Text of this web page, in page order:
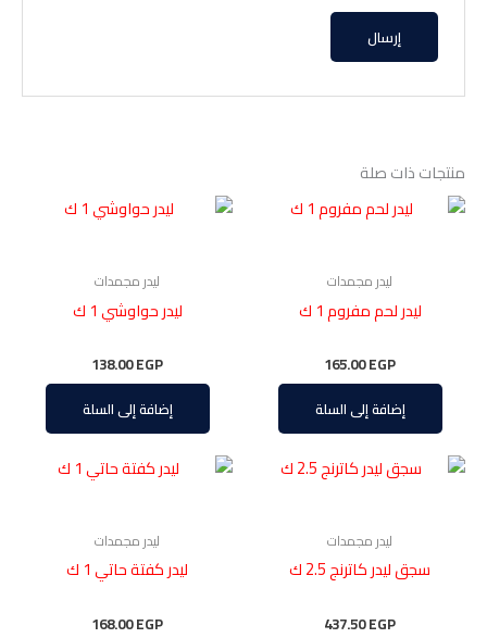
منتجات ذات صلة
ليدر مجمدات
ليدر لحم مفروم 1 ك
165.00EGP
إضافة إلى السلة
ليدر مجمدات
ليدر حواوشي 1 ك
138.00EGP
إضافة إلى السلة
ليدر مجمدات
سجق ليدر كاترنج 2.5 ك
437.50EGP
ليدر مجمدات
ليدر كفتة حاتي 1 ك
168.00EGP